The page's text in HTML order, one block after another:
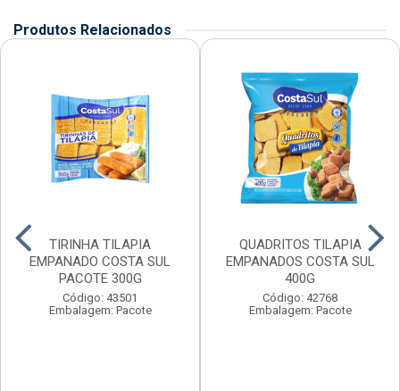
Produtos Relacionados
TIRINHA TILAPIA
EMPANADO COSTA SUL
PACOTE 300G
Código: 43501
Embalagem: Pacote
QUADRITOS TILAPIA
EMPANADOS COSTA SUL
400G
Código: 42768
Embalagem: Pacote